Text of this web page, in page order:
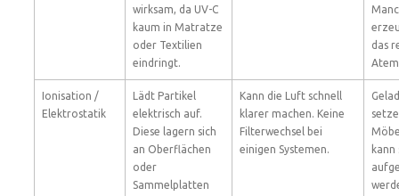
wirksam, da UV-C
kaum in Matratze
oder Textilien
eindringt.
das
Ionisation /
Elektrostatik
Lädt Partikel
elektrisch auf.
Diese lagern sich
an Oberflächen
oder
Sammelplatten
Kann die Luft schnell
klarer machen. Keine
Filterwechsel bei
einigen Systemen.
kann